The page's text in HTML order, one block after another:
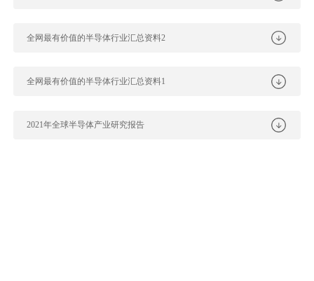
全网最有价值的半导体行业汇总资料2
全网最有价值的半导体行业汇总资料1
2021年全球半导体产业研究报告